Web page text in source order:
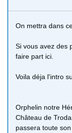
On mettra dans
Si vous avez des
faire part ici.
Voila déja l'intro
Orphelin notre
Château de
passera toute